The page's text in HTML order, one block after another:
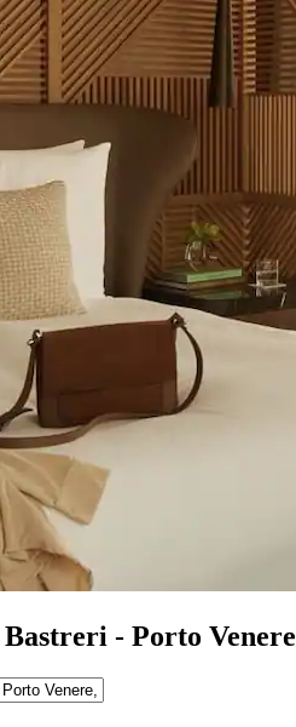
- Porto Venere